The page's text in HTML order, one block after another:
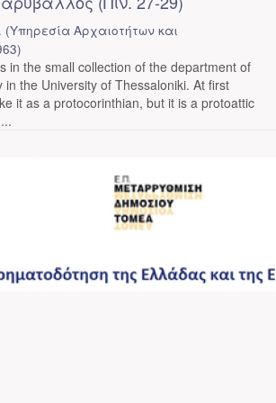
(Υπηρεσία Αρχαιοτήτων και
)
in the small collection of the department of
in the University of Thessaloniki. At first
it as a protocorinthian, but it is a protoattic